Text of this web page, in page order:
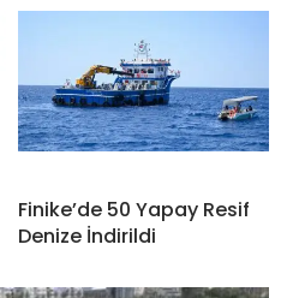
Finike’de 50 Yapay Resif
Denize İndirildi